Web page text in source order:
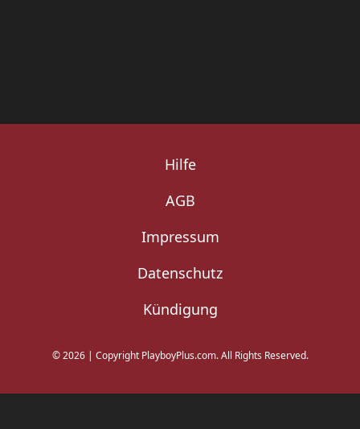
©2026| Copyright PlayboyPlus.com. All Rights Reserved.
Hilfe
AGB
Impressum
Datenschutz
Kündigung